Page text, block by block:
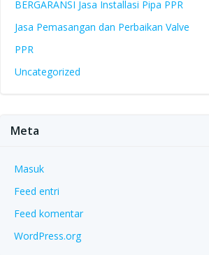
BERGARANSI Jasa Installasi Pipa PPR
Jasa Pemasangan dan Perbaikan Valve
PPR
Uncategorized
Meta
Masuk
Feed entri
Feed komentar
WordPress.org